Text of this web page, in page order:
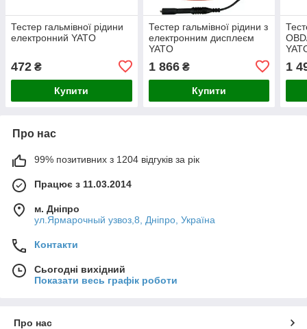
Тестер гальмівної рідини
електронний YATO
472 ₴
Купити
Тестер гальмівної рідини з
електронним дисплеєм
YATO
1 866₴
Купити
1
Про нас
99% позитивних з 1204 відгуків за рік
Працює з 11.03.2014
м. Дніпро
ул.Ярмарочный узвоз,8, Дніпро, Україна
Контакти
Сьогодні вихідний
Показати весь графік роботи
Про нас